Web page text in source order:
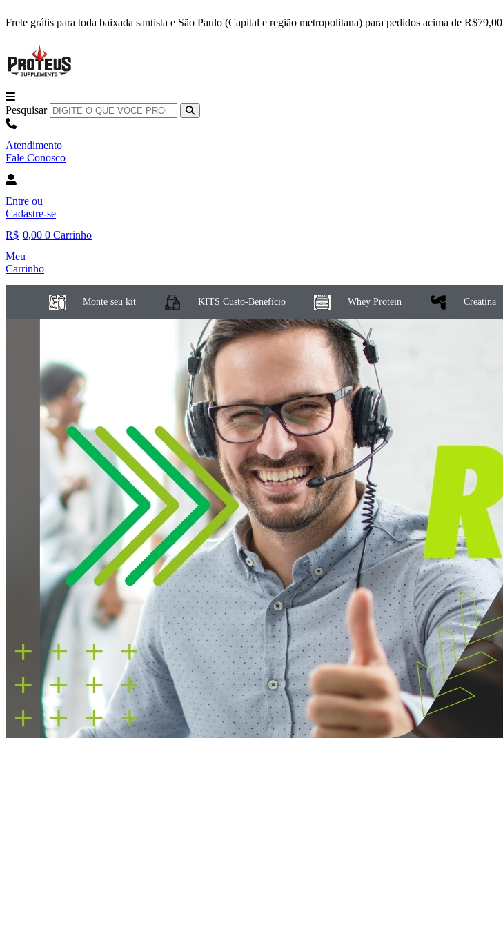
para
conteúdo
Frete grátis para toda baixada santista e São Paulo (Capital e região metropolitana) para pedidos acima de R$79,00
Pesquisar
Atendimento
Fale Conosco
Entre ou
Cadastre-se
R$ 0,00 0 Carrinho
Meu
Carrinho
Monte seu kit KITS Custo-Benefício Whey Protein Creatina